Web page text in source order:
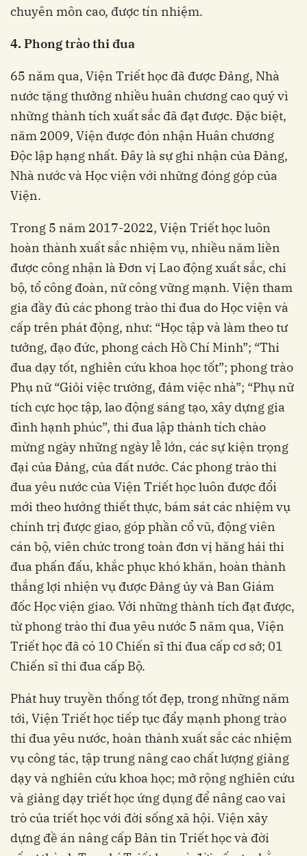
chuyên môn cao, được tín nhiệm.
4. Phong trào thi đua
65 năm qua, Viện Triết học đã được Đảng, Nhà
nước tặng thưởng nhiều huân chương cao quý vì
những thành tích xuất sắc đã đạt được. Đặc biệt,
năm 2009, Viện được đón nhận Huân chương
Độc lập hạng nhất. Đây là sự ghi nhận của Đảng,
Nhà nước và Học viện với những đóng góp của
Viện.
Trong 5 năm 2017-2022, Viện Triết học luôn
hoàn thành xuất sắc nhiệm vụ, nhiều năm liền
được công nhận là Đơn vị Lao động xuất sắc, chi
bộ, tổ công đoàn, nữ công vững mạnh. Viện tham
gia đầy đủ các phong trào thi đua do Học viện và
cấp trên phát động, như: “Học tập và làm theo tư
tưởng, đạo đức, phong cách Hồ Chí Minh”; “Thi
đua dạy tốt, nghiên cứu khoa học tốt”; phong trào
Phụ nữ “Giỏi việc trường, đảm việc nhà”; “Phụ nữ
tích cực học tập, lao động sáng tạo, xây dựng gia
đình hạnh phúc”, thi đua lập thành tích chào
mừng ngày những ngày lễ lớn, các sự kiện trọng
đại của Đảng, của đất nước. Các phong trào thi
đua yêu nước của Viện Triết học luôn được đổi
mới theo hướng thiết thực, bám sát các nhiệm vụ
chính trị được giao, góp phần cổ vũ, động viên
cán bộ, viên chức trong toàn đơn vị hăng hái thi
đua phấn đấu, khắc phục khó khăn, hoàn thành
thắng lợi nhiện vụ được Đảng ủy và Ban Giám
đốc Học viện giao. Với những thành tích đạt được,
từ phong trào thi đua yêu nước 5 năm qua, Viện
Triết học đã có 10 Chiến sĩ thi đua cấp cơ sở; 01
Chiến sĩ thi đua cấp Bộ.
Phát huy truyền thống tốt đẹp, trong những năm
tới, Viện Triết học tiếp tục đẩy mạnh phong trào
thi đua yêu nước, hoàn thành xuất sắc các nhiệm
vụ công tác, tập trung nâng cao chất lượng giảng
dạy và nghiên cứu khoa học; mở rộng nghiên cứu
và giảng dạy triết học ứng dụng để nâng cao vai
trò của triết học với đời sống xã hội. Viện xây
dựng đề án nâng cấp Bản tin Triết học và đời